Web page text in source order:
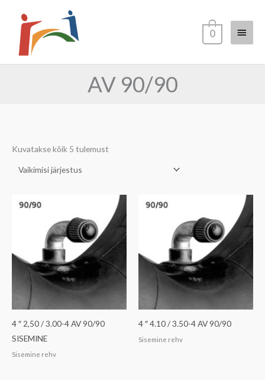
content
Main
Menu
0
AV 90/90
Kuvatakse kõik 5 tulemust
4 ″ 2,50 / 3.00-4 AV 90/90
SISEMINE
Sisemine rehv
4 ″ 4.10 / 3.50-4 AV 90/90
Sisemine rehv